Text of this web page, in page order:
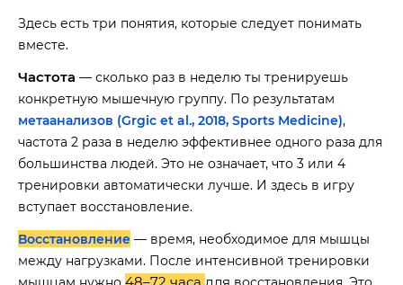
Здесь есть три понятия, которые следует понимать
вместе.
Частота — сколько раз в неделю ты тренируешь
конкретную мышечную группу. По результатам
метаанализов (Grgic et al., 2018, Sports Medicine),
частота 2 раза в неделю эффективнее одного раза для
большинства людей. Это не означает, что 3 или 4
тренировки автоматически лучше. И здесь в игру
вступает восстановление.
Восстановление — время, необходимое для мышцы
между нагрузками. После интенсивной тренировки